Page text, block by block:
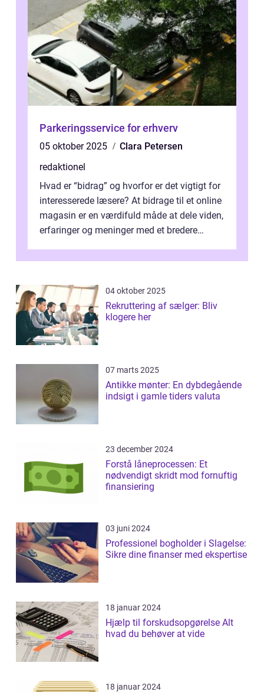
Parkeringsservice for erhverv
05 oktober 2025
Clara Petersen
redaktionel
Hvad er “bidrag” og hvorfor er det vigtigt for
interesserede læsere? At bidrage til et online
magasin er en værdifuld måde at dele viden,
erfaringer og meninger med et bredere
04 oktober 2025
Rekruttering af sælger: Bliv
klogere her
07 marts 2025
Antikke mønter: En dybdegående
indsigt i gamle tiders valuta
23 december 2024
Forstå låneprocessen: Et
nødvendigt skridt mod fornuftig
finansiering
03 juni 2024
Professionel bogholder i Slagelse:
Sikre dine finanser med ekspertise
18 januar 2024
Hjælp til forskudsopgørelse Alt
hvad du behøver at vide
18 januar 2024